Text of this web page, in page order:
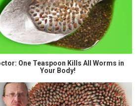
One Teaspoon Kills All Worms in
Your Body!